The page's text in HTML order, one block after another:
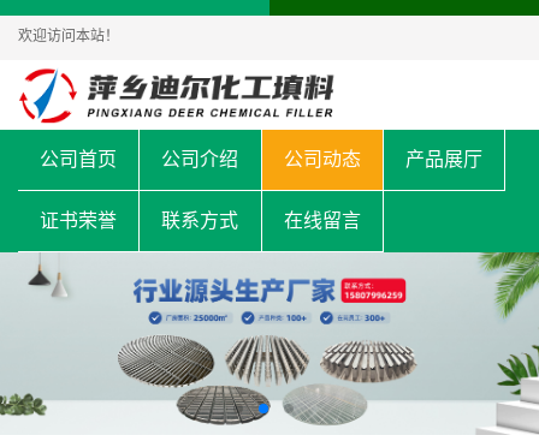
欢迎访问本站！
公司首页 公司介绍 公司动态 产品展厅
证书荣誉 联系方式 在线留言